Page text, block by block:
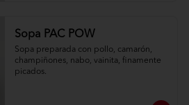
Sopa PAC POW
Sopa preparada con pollo, camarón,
champiñones, nabo, vainita, finamente
picados.